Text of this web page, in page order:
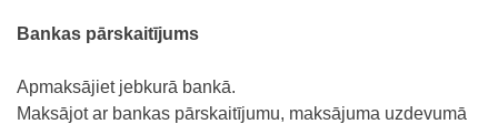
Bankas pārskaitījums
Apmaksājiet jebkurā bankā.
Maksājot ar bankas pārskaitījumu, maksājuma uzdevumā